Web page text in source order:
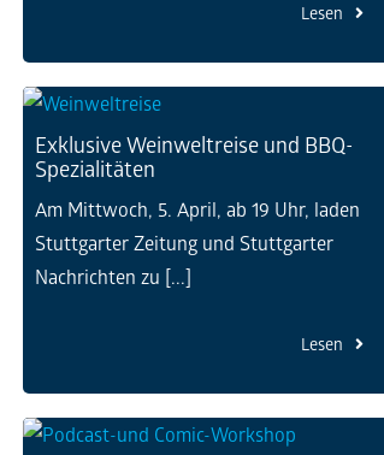
Lesen
Exklusive Weinweltreise und BBQ-
Spezialitäten
Am Mittwoch, 5. April, ab 19 Uhr, laden
Stuttgarter Zeitung und Stuttgarter
Nachrichten zu [...]
Lesen